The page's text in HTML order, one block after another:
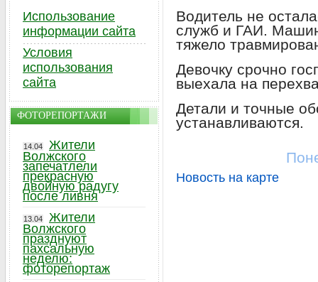
Водитель не
служб и ГАИ.
тяжело
Девочку срочно
выехала на
Детали и точные
устанавливаются.
Новость на карте
Использование
информации сайта
Условия
использования
сайта
ФОТОРЕПОРТАЖИ
14.04
Жители
Волжского
запечатлели
прекрасную
двойную радугу
после ливня
13.04
Жители
Волжского
празднуют
пахсальную
неделю:
фоторепортаж